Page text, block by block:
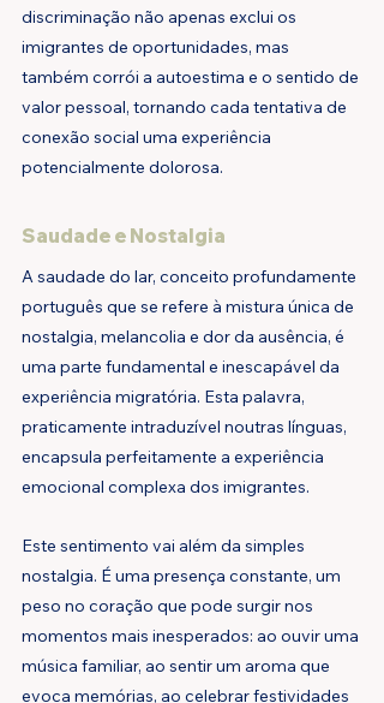
discriminação não apenas exclui os
imigrantes de oportunidades, mas
também corrói a autoestima e o sentido de
valor pessoal, tornando cada tentativa de
conexão social uma experiência
potencialmente dolorosa.
Saudade e Nostalgia
A saudade do lar, conceito profundamente
português que se refere à mistura única de
nostalgia, melancolia e dor da ausência, é
uma parte fundamental e inescapável da
experiência migratória. Esta palavra,
praticamente intraduzível noutras línguas,
encapsula perfeitamente a experiência
emocional complexa dos imigrantes.
Este sentimento vai além da simples
nostalgia. É uma presença constante, um
peso no coração que pode surgir nos
momentos mais inesperados: ao ouvir uma
música familiar, ao sentir um aroma que
evoca memórias, ao celebrar festividades